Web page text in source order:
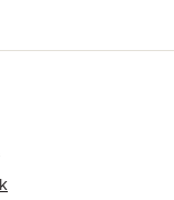
Wiesbaden